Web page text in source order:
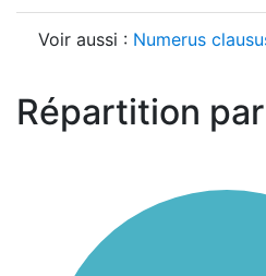
Voir aussi : Numerus
Répartition